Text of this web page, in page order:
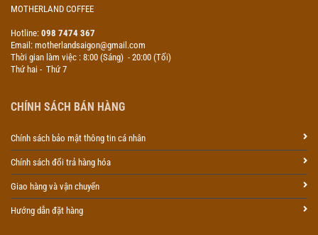
MOTHERLAND COFFEE
Hotline: 098 7474 367
Email: motherlandsaigon@gmail.com
Thời gian làm việc : 8:00 (Sáng) - 20:00 (Tối)
Thứ hai - Thứ 7
CHÍNH SÁCH BÁN HÀNG
Chính sách bảo mật thông tin cá nhân
Chính sách đổi trả hàng hóa
Giao hàng và vận chuyển
Hướng dẫn đặt hàng